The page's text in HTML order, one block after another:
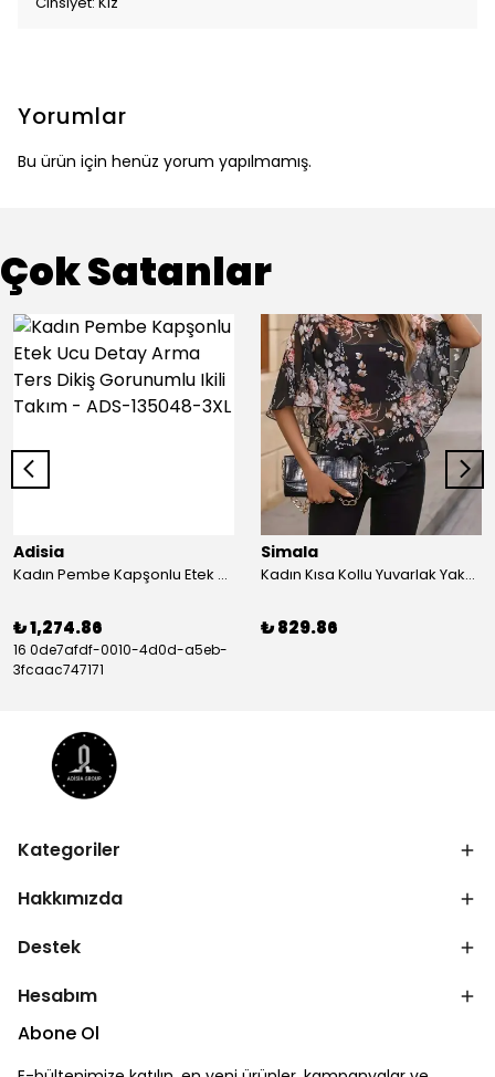
Yorumlar
Bu ürün için henüz yorum yapılmamış.
Çok Satanlar
Adisia
Kadın Pembe Kapşonlu Etek Ucu Detay Arma Ters Dikiş Gorunumlu Ikili Takım - ADS-135048-3XL
₺ 1,274.86
16 0de7afdf-0010-4d0d-a5eb-
3fcaac747171
Simala
Kadın Kısa Kollu Yuvarlak Yaka çiçek Baskılı Asimetrik Kesim şifon Bluz
₺ 829.86
Kategoriler
Hakkımızda
Destek
Hesabım
Abone Ol